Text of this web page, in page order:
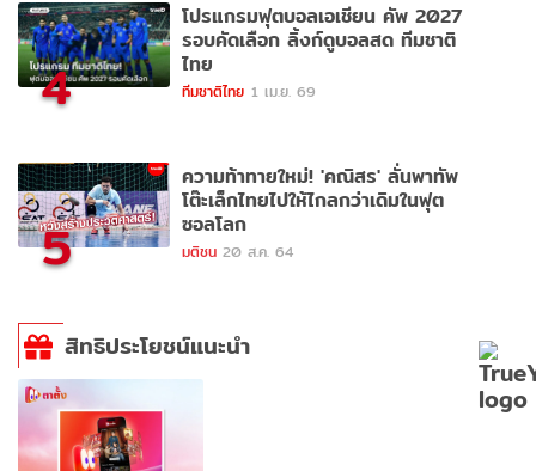
4
โปรแกรมฟุตบอลเอเชียน คัพ 2027
รอบคัดเลือก ลิ้งก์ดูบอลสด ทีมชาติ
ไทย
ทีมชาติไทย 1 เม.ย. 69
5
ความท้าทายใหม่! 'คณิสร' ลั่นพาทัพ
โต๊ะเล็กไทยไปให้ไกลกว่าเดิมในฟุต
ซอลโลก
มติชน 20 ส.ค. 64
สิทธิประโยชน์แนะนำ